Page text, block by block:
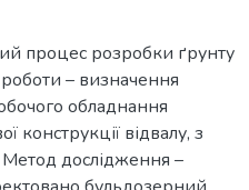
процес розробки ґрунту
– визначення
обладнання
конструкції відвалу, з
дослідження –